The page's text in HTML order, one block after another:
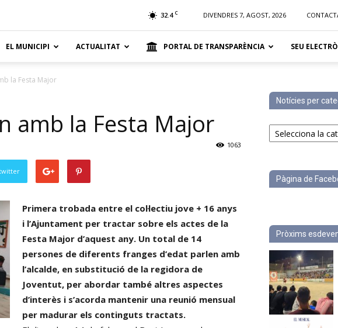
32.4 C DIVENDRES 7, AGOST, 2026
EL MUNICIPI ACTUALITAT PORTAL DE TRANSPARÈNCIA SEU
la Festa Major
amb la Festa Major
1063
Primera trobada entre el col·lectiu jove + 16 anys
i l’Ajuntament per tractar sobre els actes de la
Festa Major d’aquest any. Un total de 14
persones de diferents franges d’edat parlen amb
l’alcalde, en substitució de la regidora de
Joventut, per abordar també altres aspectes
d’interès i s’acorda mantenir una reunió mensual
per madurar els continguts tractats.
Notícies per
Notícies
per
Pàgina de
Pròxims